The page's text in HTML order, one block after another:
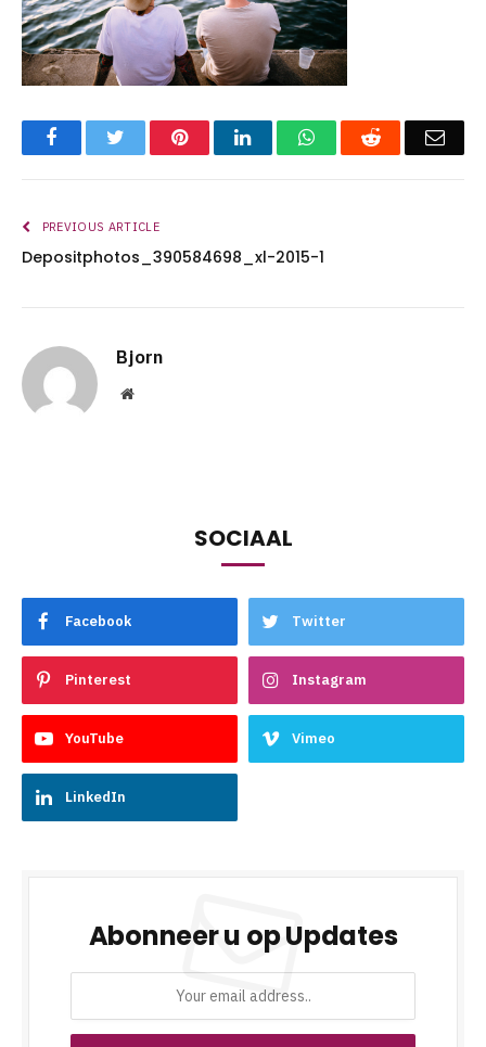
FacebookTwitter PinterestLinkedInWhatsAppReddit
PREVIOUS ARTICLE
Depositphotos_390584698_xl-2015-1
Bjorn
Website
SOCIAAL
Facebook Twitter
Pinterest Instagram
YouTube Vimeo
LinkedIn
Abonneer u op Updates